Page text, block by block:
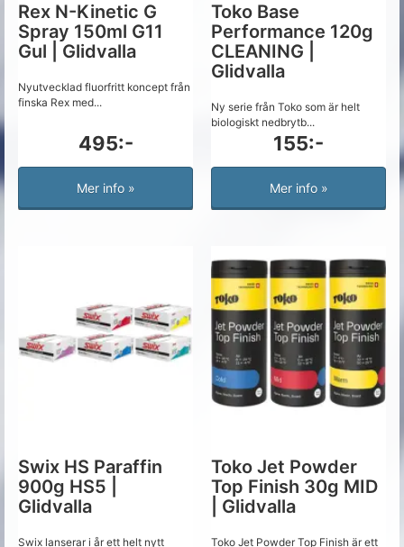
Rex N-Kinetic G
Spray 150ml G11
Gul | Glidvalla
Nyutvecklad fluorfritt koncept från
finska Rex med...
495:-
Mer info »
Toko Base
Performance 120g
CLEANING |
Glidvalla
Ny serie från Toko som är helt
biologiskt nedbrytb...
155:-
Mer info »
Swix HS Paraffin
900g HS5 |
Glidvalla
Swix lanserar i år ett helt nytt
Toko Jet Powder
Top Finish 30g MID
| Glidvalla
Toko Jet Powder Top Finish är ett